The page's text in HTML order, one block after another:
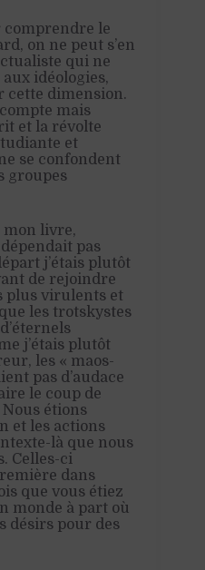
comprendre le
on ne peut s’en
qui ne
idéologies,
cette dimension.
mais
et la révolte
et
se confondent
groupes
mon livre,
pas
j’étais plutôt
de rejoindre
plus virulents et
les trotskystes
j’étais plutôt
les « maos-
pas d’audace
le coup de
étions
et les actions
là que nous
Celles-ci
dans
que vous étiez
monde à part où
désirs pour des